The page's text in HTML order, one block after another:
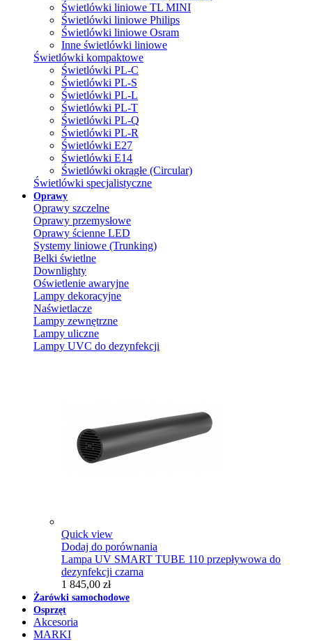
Świetlówki liniowe TL MINI
Świetlówki liniowe Philips
Świetlówki liniowe Osram
Inne świetlówki liniowe
Świetlówki kompaktowe
Świetlówki PL-C
Świetlówki PL-S
Świetlówki PL-L
Świetlówki PL-T
Świetlówki PL-Q
Świetlówki PL-R
Świetlówki E27
Świetlówki E14
Świetlówki okrągłe (Circular)
Świetlówki specjalistyczne
Oprawy
Oprawy szczelne
Oprawy przemysłowe
Oprawy ścienne LED
Systemy liniowe (Trunking)
Belki świetlne
Downlighty
Oświetlenie awaryjne
Lampy dekoracyjne
Naświetlacze
Lampy zewnętrzne
Lampy uliczne
Lampy UVC do dezynfekcji
Quick view
Dodaj do porównania
Lampa UV SMART TUBE 110 przepływowa do
dezynfekcji czarna
1 845,00 zł
Żarówki samochodowe
Osprzęt
Akcesoria
MARKI